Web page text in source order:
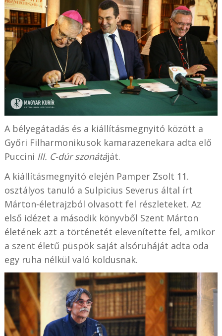
A bélyegátadás és a kiállításmegnyitó között a
Győri Filharmonikusok kamarazenekara adta elő
Puccini III. C-dúr szonátáját.
A kiállításmegnyitó elején Pamper Zsolt 11.
osztályos tanuló a Sulpicius Severus által írt
Márton-életrajzból olvasott fel részleteket. Az
első idézet a második könyvből Szent Márton
életének azt a történetét elevenítette fel, amikor
a szent életű püspök saját alsóruháját adta oda
egy ruha nélkül való koldusnak.